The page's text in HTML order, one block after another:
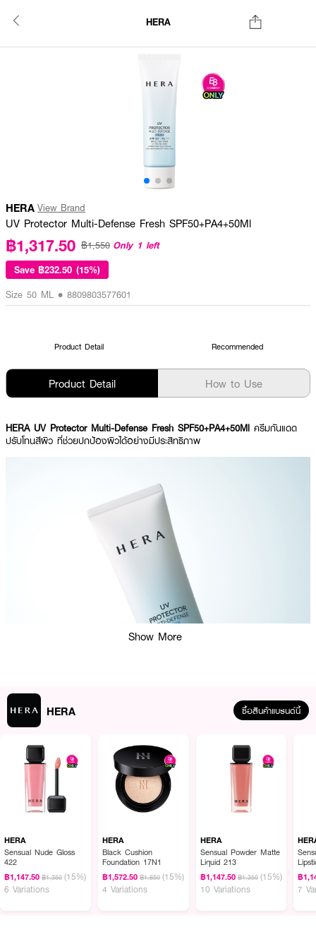
HERA
HERA View Brand
UV Protector Multi-Defense Fresh SPF50+PA4+50Ml
฿1,317.50 ฿1,550 Only 1 left
Save ฿232.50 (15%)
Size 50 ML • 8809803577601
Product Detail Recommended
Product Detail How to Use
HERA UV Protector Multi-Defense Fresh SPF50+PA4+50Ml ครีมกันแดด
ปรับโทนสีผิว ที่ช่วยปกป้องผิวได้อย่างมีประสิทธิภาพ
ผลลัพธ์ที่ได้ :
HERA UV Protector Multi-Defense Fresh SPF50+PA4+50Mlครีมกันแดด
เนื้อเอสเซนส์บางเบา มอบการปกป้องครบ 5 ประการ (UVA/UVB, อินฟราเรด,
·ครีมกันแดดมอยซ์เจอร์ที่ช่วยให้ความชุ่มชื้นที่เย็นสบาย
· ช่วยลดความร้อนของผิว และไม่เหนียวเหนอะหนะ มอบความชุ่มชื้นให้แก่ผิว
· ครีมกันแดดสูตรระคายเคืองน้อย ที่ให้การปกป้องอย่างแน่นหนา แต่บอบบางต่อ
Show More
HERA ซื้อสินค้าแบรนด์นี้
HERA
Sensual Nude Gloss
422
฿1,147.50 ฿1,350 (15%)
6 Variations
HERA
Black Cushion
Foundation 17N1
฿1,572.50 ฿1,850 (15%)
4 Variations
HERA
Sensual Powder Matte
Liquid 213
฿1,147.50 ฿1,350 (15%)
10 Variations
฿
7